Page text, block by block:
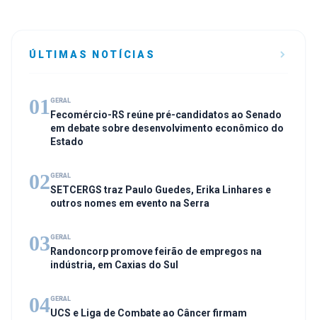
ÚLTIMAS NOTÍCIAS
01 GERAL
Fecomércio-RS reúne pré-candidatos ao Senado
em debate sobre desenvolvimento econômico do
Estado
02GERAL
SETCERGS traz Paulo Guedes, Erika Linhares e
outros nomes em evento na Serra
03GERAL
Randoncorp promove feirão de empregos na
indústria, em Caxias do Sul
04GERAL
UCS e Liga de Combate ao Câncer firmam